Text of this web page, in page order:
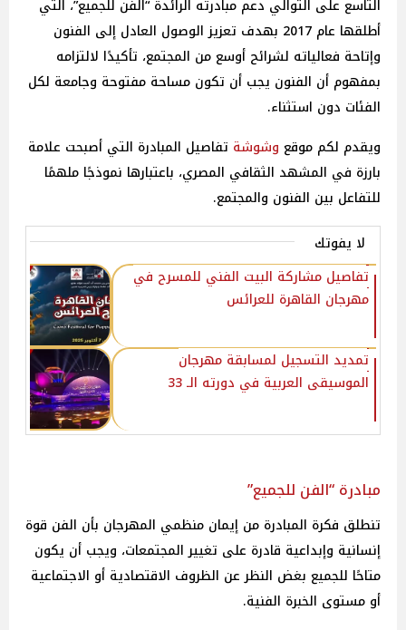
التاسع على التوالي دعم مبادرته الرائدة “الفن للجميع”، التي
أطلقها عام 2017 بهدف تعزيز الوصول العادل إلى الفنون
وإتاحة فعالياته لشرائح أوسع من المجتمع، تأكيدًا لالتزامه
بمفهوم أن الفنون يجب أن تكون مساحة مفتوحة وجامعة لكل
الفئات دون استثناء.
ويقدم لكم موقع وشوشة تفاصيل المبادرة التي أصبحت علامة
بارزة في المشهد الثقافي المصري، باعتبارها نموذجًا ملهمًا
للتفاعل بين الفنون والمجتمع.
لا يفوتك
تفاصيل مشاركة البيت الفني للمسرح في
مهرجان القاهرة للعرائس
تمديد التسجيل لمسابقة مهرجان
الموسيقى العربية في دورته الـ 33
مبادرة “الفن للجميع”
تنطلق فكرة المبادرة من إيمان منظمي المهرجان بأن الفن قوة
إنسانية وإبداعية قادرة على تغيير المجتمعات، ويجب أن يكون
متاحًا للجميع بغض النظر عن الظروف الاقتصادية أو الاجتماعية
أو مستوى الخبرة الفنية.